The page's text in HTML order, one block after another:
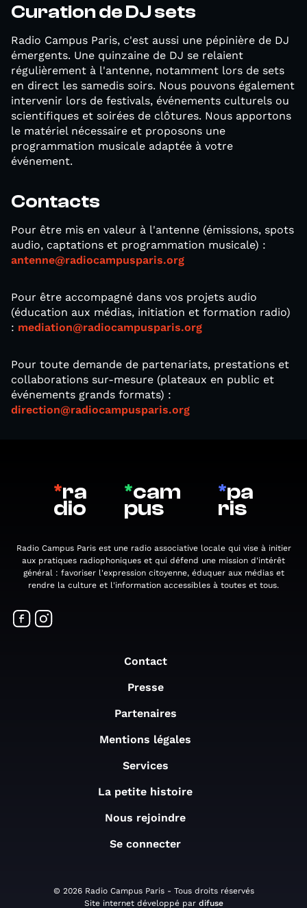
Curation de DJ sets
Radio Campus Paris, c'est aussi une pépinière de DJ
émergents. Une quinzaine de DJ se relaient
régulièrement à l'antenne, notamment lors de sets
en direct les samedis soirs. Nous pouvons également
intervenir lors de festivals, événements culturels ou
scientifiques et soirées de clôtures. Nous apportons
le matériel nécessaire et proposons une
programmation musicale adaptée à votre
événement.
Contacts
Pour être mis en valeur à l'antenne (émissions, spots
audio, captations et programmation musicale) :
antenne@radiocampusparis.org
Pour être accompagné dans vos projets audio
(éducation aux médias, initiation et formation radio)
: mediation@radiocampusparis.org
Pour toute demande de partenariats, prestations et
collaborations sur-mesure (plateaux en public et
événements grands formats) :
direction@radiocampusparis.org
*ra
dio
*cam
pus
*pa
ris
Radio Campus Paris est une radio associative locale qui vise à initier
aux pratiques radiophoniques et qui défend une mission d'intérêt
général : favoriser l'expression citoyenne, éduquer aux médias et
rendre la culture et l'information accessibles à toutes et tous.
Contact
Presse
Partenaires
Mentions légales
Services
La petite histoire
Nous rejoindre
Se connecter
© 2026 Radio Campus Paris - Tous droits réservés
Site internet développé par difuse